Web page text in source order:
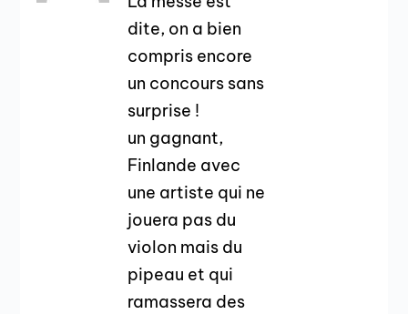
dite, on a bien
compris encore
un concours sans
surprise !
un gagnant,
Finlande avec
une artiste qui ne
jouera pas du
violon mais du
pipeau et qui
ramassera des